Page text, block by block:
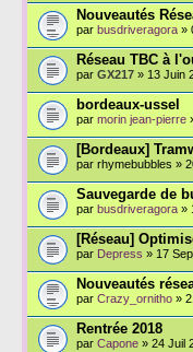
Nouveautés
par busdriveragora »
Réseau TBC à
par GX217 » 13 Juin
bordeaux-ussel
par morin jean-pierre
[Bordeaux]
par rhymebubbles »
Sauvegarde de
par busdriveragora »
[Réseau]
par Depress » 17
Nouveautés
par Crazy_ornitho »
Rentrée 2018
par Capone » 24 Juil